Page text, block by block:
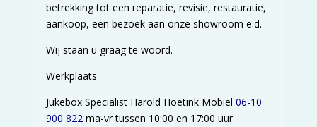
betrekking tot een reparatie, revisie, restauratie,
aankoop, een bezoek aan onze showroom e.d.
Wij staan u graag te woord.
Werkplaats
Jukebox Specialist Harold Hoetink Mobiel 06-10
900 822ma-vr tussen 10:00 en 17:00 uur